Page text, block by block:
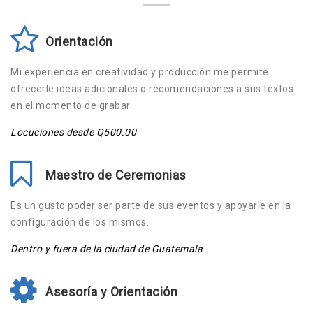
Orientación
Mi experiencia en creatividad y producción me permite
ofrecerle ideas adicionales o recomendaciones a sus textos
en el momento de grabar.
Locuciones desde Q500.00
Maestro de Ceremonias
Es un gusto poder ser parte de sus eventos y apoyarle en la
configuración de los mismos.
Dentro y fuera de la ciudad de Guatemala
Asesoría y Orientación